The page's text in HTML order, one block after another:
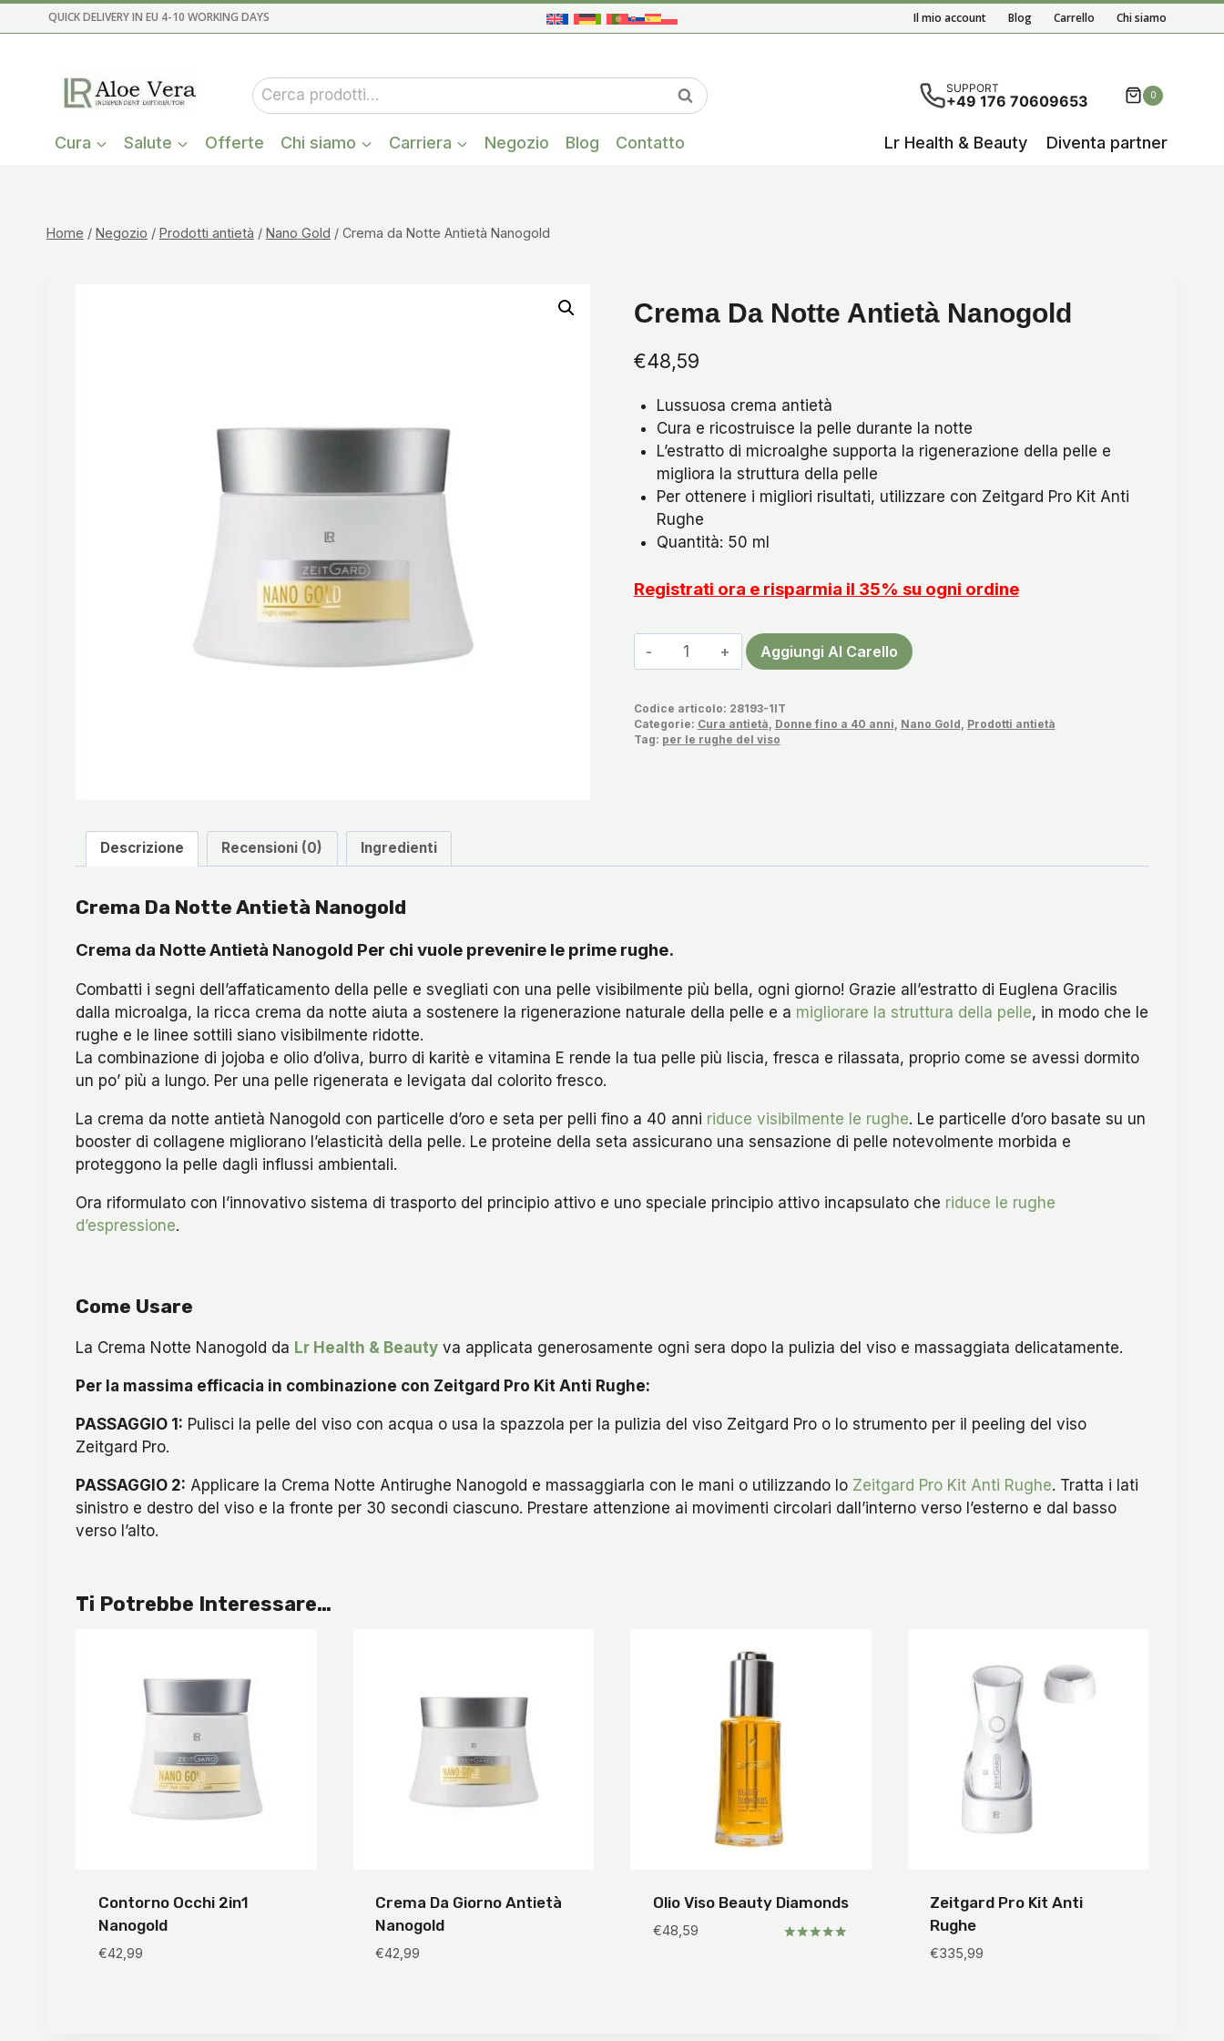
al
QUICK DELIVERY IN EU 4-10 WORKING DAYS Il mio account Blog Carrello Chi siamo
Cerca: Cerca Una volta che i risultati del completamento automatico sono
SUPPORT
+49 176 70609653 0
Cura Salute Offerte Chi siamo Carriera Negozio Blog Contatto Lr Health & Beauty Diventa partner
Home / Negozio / Prodotti antietà / Nano Gold / Crema da Notte Antietà Nanogold
Crema Da Notte Antietà Nanogold
€48,59
Lussuosa crema antietà
Cura e ricostruisce la pelle durante la notte
L’estratto di microalghe supporta la rigenerazione della pelle e
migliora la struttura della pelle
Per ottenere i migliori risultati, utilizzare con Zeitgard Pro Kit Anti
Rughe
Quantità: 50 ml
Registrati ora e risparmia il 35% su ogni ordine
Crema
da
Antietà
Nanogold
Aggiungi Al Carello
Codice articolo: 28193-1IT
Categorie: Cura antietà, Donne fino a 40 anni, Nano Gold, Prodotti antietà
Tag: per le rughe del viso
Descrizione Recensioni (0) Ingredienti
Crema Da Notte Antietà Nanogold
Crema da Notte Antietà Nanogold Per chi vuole prevenire le prime rughe.
Combatti i segni dell’affaticamento della pelle e svegliati con una pelle visibilmente più bella, ogni giorno! Grazie all’estratto di Euglena Gracilis
dalla microalga, la ricca crema da notte aiuta a sostenere la rigenerazione naturale della pelle e a migliorare la struttura della pelle, in modo che le
rughe e le linee sottili siano visibilmente ridotte.
La combinazione di jojoba e olio d’oliva, burro di karitè e vitamina E rende la tua pelle più liscia, fresca e rilassata, proprio come se avessi dormito
un po’ più a lungo. Per una pelle rigenerata e levigata dal colorito fresco.
La crema da notte antietà Nanogold con particelle d’oro e seta per pelli fino a 40 anni riduce visibilmente le rughe. Le particelle d’oro basate su un
booster di collagene migliorano l’elasticità della pelle. Le proteine della seta assicurano una sensazione di pelle notevolmente morbida e
proteggono la pelle dagli influssi ambientali.
Ora riformulato con l’innovativo sistema di trasporto del principio attivo e uno speciale principio attivo incapsulato che riduce le rughe
d’espressione.
Come Usare
La Crema Notte Nanogold da Lr Health & Beauty va applicata generosamente ogni sera dopo la pulizia del viso e massaggiata delicatamente.
Per la massima efficacia in combinazione con Zeitgard Pro Kit Anti Rughe:
PASSAGGIO 1: Pulisci la pelle del viso con acqua o usa la spazzola per la pulizia del viso Zeitgard Pro o lo strumento per il peeling del viso
Zeitgard Pro.
PASSAGGIO 2: Applicare la Crema Notte Antirughe Nanogold e massaggiarla con le mani o utilizzando lo Zeitgard Pro Kit Anti Rughe. Tratta i lati
sinistro e destro del viso e la fronte per 30 secondi ciascuno. Prestare attenzione ai movimenti circolari dall’interno verso l’esterno e dal basso
verso l’alto.
Ti Potrebbe Interessare…
Contorno Occhi 2in1
Nanogold
€42,99
Crema Da Giorno Antietà
Nanogold
€42,99
Olio Viso Beauty Diamonds
€48,59
Zeitgard Pro Kit Anti
Rughe
€335,99
Notte
Antietà
quantità